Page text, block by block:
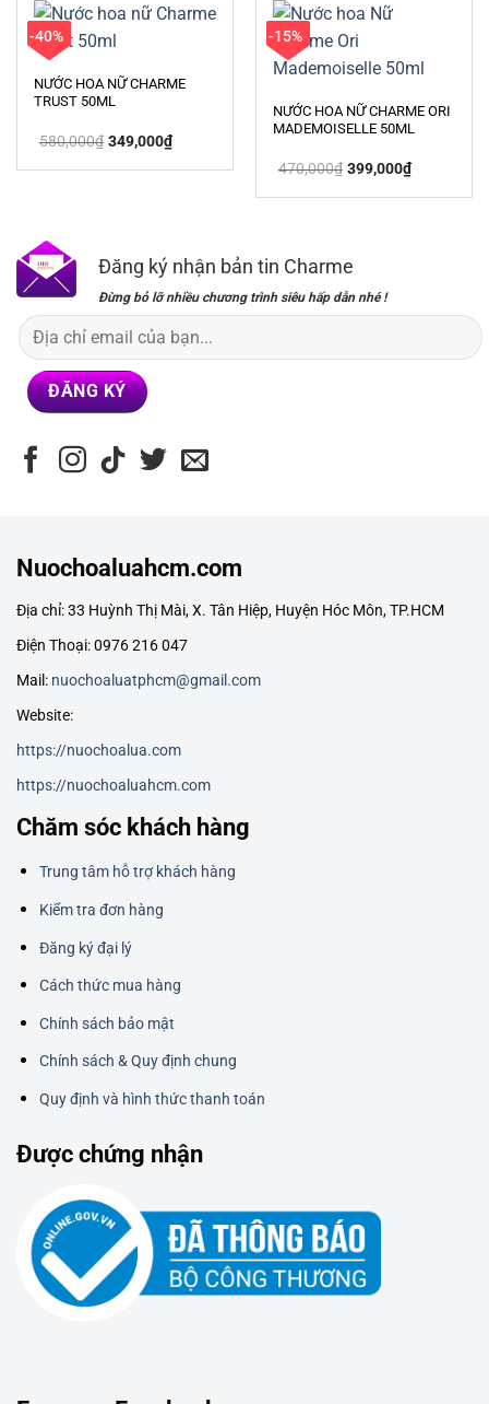
-40%
NƯỚC HOA NỮ CHARME
TRUST 50ML
580,000₫ Giá
gốc
349,000₫Giá
hiện
-15%
NƯỚC HOA NỮ CHARME ORI
MADEMOISELLE 50ML
470,000₫ Giá
gốc
399,000₫Giá
hiện
Đăng ký nhận bản tin Charme
Đừng bỏ lỡ nhiều chương trình siêu hấp dẫn nhé !
Nuochoaluahcm.com
Địa chỉ: 33 Huỳnh Thị Mài, X. Tân Hiệp, Huyện Hóc Môn, TP.HCM
Điện Thoại: 0976 216 047
Mail: nuochoaluatphcm@gmail.com
Website:
https://nuochoalua.com
https://nuochoaluahcm.com
Chăm sóc khách hàng
Trung tâm hỗ trợ khách hàng
Kiểm tra đơn hàng
Đăng ký đại lý
Cách thức mua hàng
Chính sách bảo mật
Chính sách & Quy định chung
Quy định và hình thức thanh toán
Được chứng nhận